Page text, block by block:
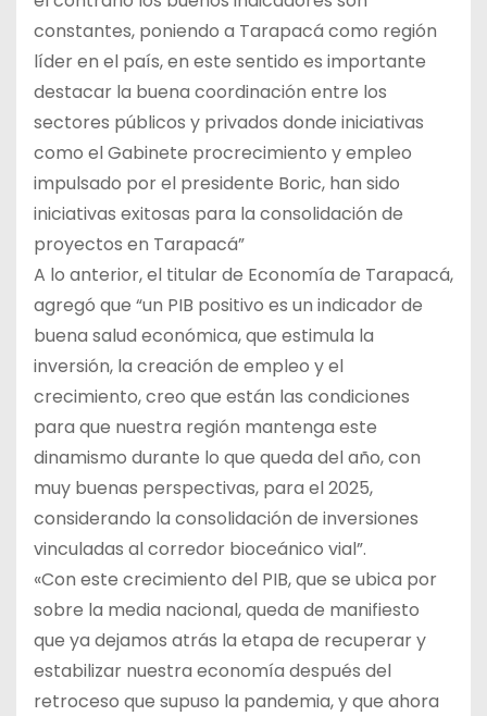
constantes, poniendo a Tarapacá como región
líder en el país, en este sentido es importante
destacar la buena coordinación entre los
sectores públicos y privados donde iniciativas
como el Gabinete procrecimiento y empleo
impulsado por el presidente Boric, han sido
iniciativas exitosas para la consolidación de
proyectos en Tarapacá”
A lo anterior, el titular de Economía de Tarapacá,
agregó que “un PIB positivo es un indicador de
buena salud económica, que estimula la
inversión, la creación de empleo y el
crecimiento, creo que están las condiciones
para que nuestra región mantenga este
dinamismo durante lo que queda del año, con
muy buenas perspectivas, para el 2025,
considerando la consolidación de inversiones
vinculadas al corredor bioceánico vial”.
«Con este crecimiento del PIB, que se ubica por
sobre la media nacional, queda de manifiesto
que ya dejamos atrás la etapa de recuperar y
estabilizar nuestra economía después del
retroceso que supuso la pandemia, y que ahora